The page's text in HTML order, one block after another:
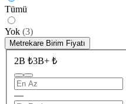
Tümü
Yok (3)
Metrekare Birim Fiyatı
2B ₺3B+ ₺
—